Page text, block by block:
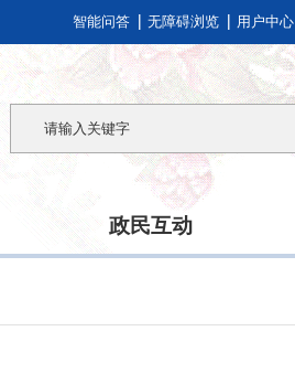
智能问答 无障碍浏览 用户中心
政民互动